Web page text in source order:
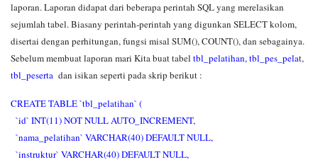
laporan. Laporan didapat dari beberapa perintah SQL yang merelasikan
sejumlah tabel. Biasany perintah-perintah yang digunkan SELECT kolom,
disertai dengan perhitungan, fungsi misal SUM(), COUNT(), dan sebagainya.
Sebelum membuat laporan mari Kita buat tabel tbl_pelatihan,tbl_pes_pelat,
tbl_peserta dan isikan seperti pada skrip berikut :
CREATE TABLE `tbl_pelatihan` (
`id` INT(11) NOT NULL AUTO_INCREMENT,
`nama_pelatihan` VARCHAR(40) DEFAULT NULL,
`instruktur` VARCHAR(40) DEFAULT NULL,